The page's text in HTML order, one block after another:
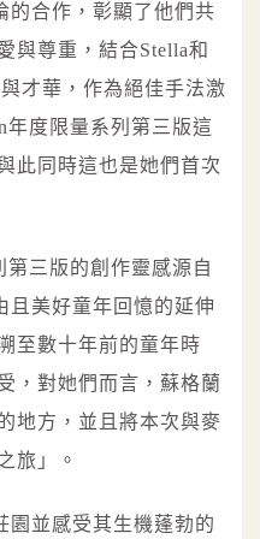
的合作，彰顯了他們共
尊重，結合Stella和
才華，作為絕佳手法激
年度限量系列第三版這
此同時這也是她們首次
三版的創作靈感源自
且美好童年回憶的延伸
至數十年前的童年時
，對她們而言，蘇格蘭
地方，並且將本次與麥
旅」。
園並感受其生機蓬勃的